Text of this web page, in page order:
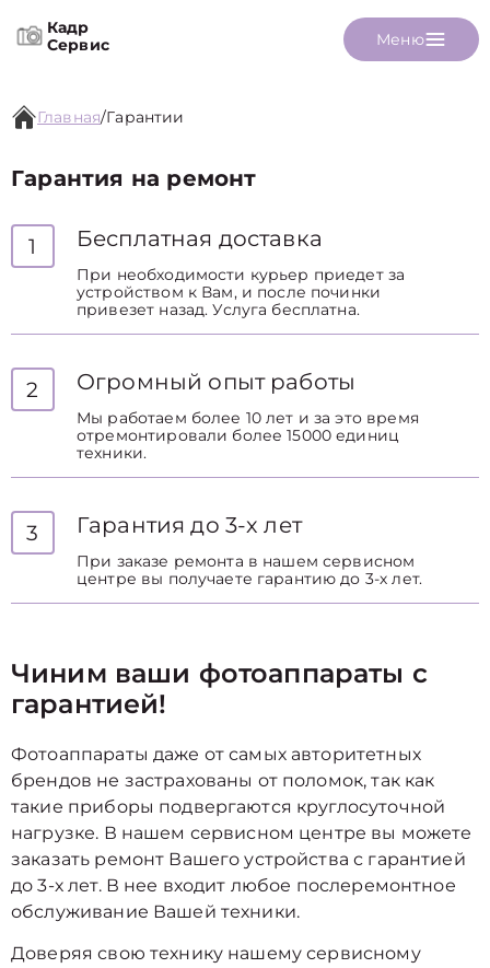
Кадр
Сервис
Меню
Главная/Гарантии
Гарантия на ремонт
1 Бесплатная доставка
При необходимости курьер приедет за
устройством к Вам, и после починки
привезет назад. Услуга бесплатна.
2 Огромный опыт работы
Мы работаем более 10 лет и за это время
отремонтировали более 15000 единиц
техники.
3 Гарантия до 3-х лет
При заказе ремонта в нашем сервисном
центре вы получаете гарантию до 3-х лет.
Чиним ваши фотоаппараты с
гарантией!
Фотоаппараты даже от самых авторитетных
брендов не застрахованы от поломок, так как
такие приборы подвергаются круглосуточной
нагрузке. В нашем сервисном центре вы можете
заказать ремонт Вашего устройства с гарантией
до 3-х лет. В нее входит любое послеремонтное
обслуживание Вашей техники.
Доверяя свою технику нашему сервисному